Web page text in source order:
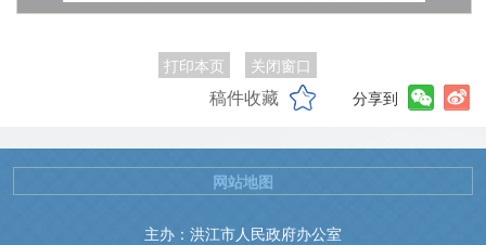
打印本页 关闭窗口
稿件收藏 分享到
主办：洪江市人民政府办公室
网站地图